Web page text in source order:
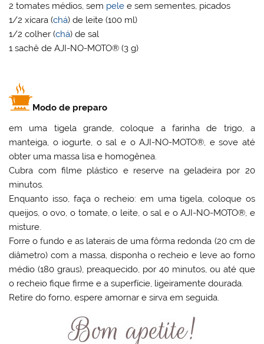
2 tomates médios, sem pele e sem sementes, picados
1/2 xícara (chá) de leite (100 ml)
1/2 colher (chá) de sal
1 sachê de AJI-NO-MOTO® (3 g)
Modo de preparo
em uma tigela grande, coloque a farinha de trigo, a
manteiga, o iogurte, o sal e o AJI-NO-MOTO®, e sove até
obter uma massa lisa e homogênea.
Cubra com filme plástico e reserve na geladeira por 20
minutos.
Enquanto isso, faça o recheio: em uma tigela, coloque os
queijos, o ovo, o tomate, o leite, o sal e o AJI-NO-MOTO®, e
misture.
Forre o fundo e as laterais de uma fôrma redonda (20 cm de
diâmetro) com a massa, disponha o recheio e leve ao forno
médio (180 graus), preaquecido, por 40 minutos, ou até que
o recheio fique firme e a superfície, ligeiramente dourada.
Retire do forno, espere amornar e sirva em seguida.